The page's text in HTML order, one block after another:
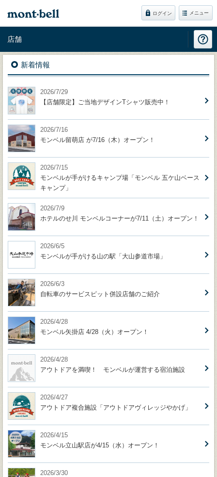
ログイン メニュー
店舗
新着情報
2026/7/29
【店舗限定】ご当地デザインTシャツ販売中！
2026/7/16
モンベル留萌店 が7/16（木）オープン！
2026/7/15
モンベルが手がけるキャンプ場「モンベル 五ケ山ベース
キャンプ」
2026/7/9
ホテルのせ川 モンベルコーナーが7/11（土）オープン！
2026/6/5
モンベルが手がける山の駅「大山参道市場」
2026/6/3
自転車のサービスピット併設店舗のご紹介
2026/4/28
モンベル矢掛店 4/28（火）オープン！
2026/4/28
アウトドアを満喫！ モンベルが運営する宿泊施設
2026/4/27
アウトドア複合施設「アウトドアヴィレッジやかげ」
2026/4/15
モンベル立山駅店が4/15（水）オープン！
2026/3/30